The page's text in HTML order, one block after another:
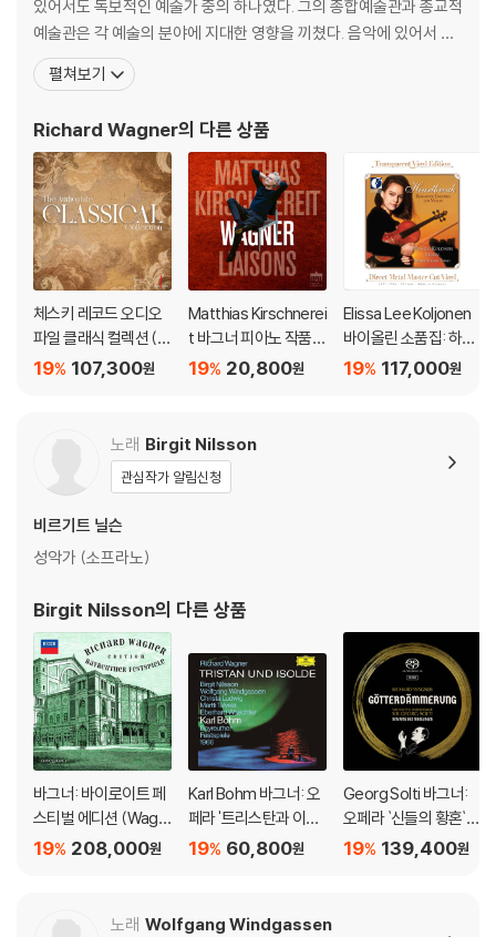
다. 전용 제품으로 이를 제거하면 대부분 해결됩니다.
3) 바늘에 먼지가 쌓이는 경우에도 재생이 원활하지 않을 수 있습니다.
※ 디스크 외관 불량
렁거리거나 휘어지는 경우가 있습니다.
재생이 불안정한 경우 스태빌라이저를 사용하시면 좀 더 안정적인 재생이
가능합니다.
2) 재생 음역의 왜곡을 최소화 하고 반복 재생시에도 최대한 일관되게 유
지되도록 디스크 센터 홀 구경이 작게 제작되는 경우가 있습니다. 턴테이
블 스핀들에 맞지 않는 경우에는 전용 제품 등을 이용하여 센터 홀을 조정
하시면 해결됩니다.
3) 디스크에 미세한 잔 흠집이 남아있거나 인쇄 면이 깨끗하지 않은 경우
가 있으며, 이는 상품의 불량이 아닙니다. 단, 재생에 이상이 있는 경우에는
불량으로 인한 반품/교환이 가능합니다
아래에 해당하는 경우는 불량이 아니므로 개봉 후 반품/교환이 불가합니
2) 컬러 디스크의 특성상 제작 공정시 앨범마다 색상 차이가 나는 경우도
있습니다.
등이 발생할 수 있습니다.
※ 반품/교환 안내
1) 불량으로 인한 반품/교환 요청 시에는 불량 확인을 위해 개봉 시의 동영
상을 요청할 수 있으며, 동영상이 없는 경우 반품/교환이 제한될 수 있습니
다.
관련 사진과 동영상 및 재생 기기 모델명을 첨부하여 첨부하여 고객센터에
문의 바랍니다.
2) LP는 잦은 배송 과정에서 재킷에 손상이 발생할 가능성이 높고 재판매
가 어려우므로 신중한 구매를 부탁드립니다.
있어서도 독보적인 예술가 중의 하나였다. 그의 종합예술관과 종교적
예술관은 각 예술의 분야에 지대한 영향을 끼쳤다. 음악에 있어서 독
일의 낭만주의 오페라의 전성시대를 열었으며, 음악극이라는 새로운
장르를 창시하였다. 활동후기에는 풍부한 반음계적 음악언어를 발전
도록 하는 견인차 역할을 했다. 또한 본인
펼쳐보기
Richard Wagner의 다른 상품
체스키 레코드 오디오
파일 클래식 컬렉션 (T
he Audiophile Classi
107,300원
19%
Matthias Kirschnerei
t 바그너 피아노 작품
(Wagner Liaisons)
20,800원
19%
Elissa Lee Koljonen
바이올린 소품집: 하트
브레이크 (Heartbrea
117,000원
19%
노래 Birgit Nilsson
관심작가 알림신청
비르기트 닐슨
성악가 (소프라노)
Birgit Nilsson의 다른 상품
바그너: 바이로이트 페
스티벌 에디션 (Wagn
er: Edition Bayreuth
208,000원
19%
Karl Bohm 바그너: 오
페라 '트리스탄과 이졸
데' (Wagner: Tristan
60,800원
19%
Georg Solti 바그너:
오페라 `신들의 황혼`
(Wagner: Gotterda
139,400원
19%
노래 Wolfgang Windgassen